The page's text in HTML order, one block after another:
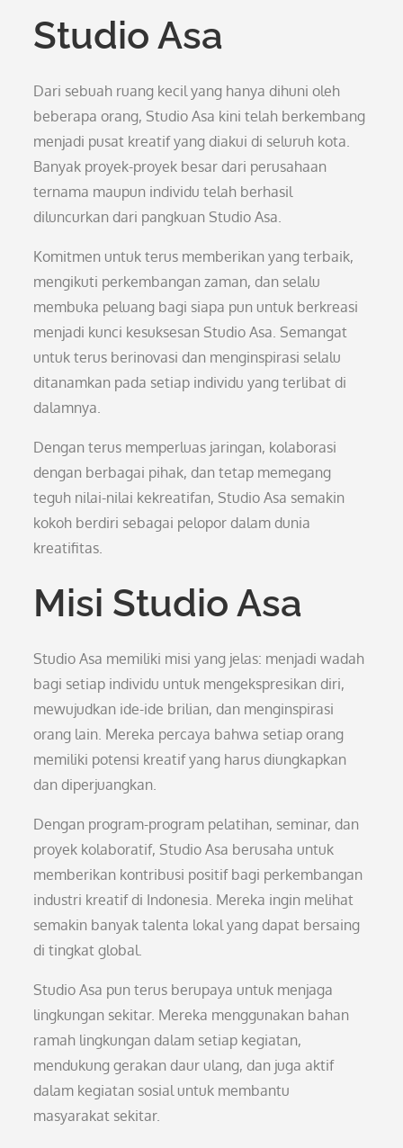
Studio Asa
Dari sebuah ruang kecil yang hanya dihuni oleh
beberapa orang, Studio Asa kini telah berkembang
menjadi pusat kreatif yang diakui di seluruh kota.
Banyak proyek-proyek besar dari perusahaan
ternama maupun individu telah berhasil
diluncurkan dari pangkuan Studio Asa.
Komitmen untuk terus memberikan yang terbaik,
mengikuti perkembangan zaman, dan selalu
membuka peluang bagi siapa pun untuk berkreasi
menjadi kunci kesuksesan Studio Asa. Semangat
untuk terus berinovasi dan menginspirasi selalu
ditanamkan pada setiap individu yang terlibat di
dalamnya.
Dengan terus memperluas jaringan, kolaborasi
dengan berbagai pihak, dan tetap memegang
teguh nilai-nilai kekreatifan, Studio Asa semakin
kokoh berdiri sebagai pelopor dalam dunia
kreatifitas.
Misi Studio Asa
Studio Asa memiliki misi yang jelas: menjadi wadah
bagi setiap individu untuk mengekspresikan diri,
mewujudkan ide-ide brilian, dan menginspirasi
orang lain. Mereka percaya bahwa setiap orang
memiliki potensi kreatif yang harus diungkapkan
dan diperjuangkan.
Dengan program-program pelatihan, seminar, dan
proyek kolaboratif, Studio Asa berusaha untuk
memberikan kontribusi positif bagi perkembangan
industri kreatif di Indonesia. Mereka ingin melihat
semakin banyak talenta lokal yang dapat bersaing
di tingkat global.
Studio Asa pun terus berupaya untuk menjaga
lingkungan sekitar. Mereka menggunakan bahan
ramah lingkungan dalam setiap kegiatan,
mendukung gerakan daur ulang, dan juga aktif
dalam kegiatan sosial untuk membantu
masyarakat sekitar.